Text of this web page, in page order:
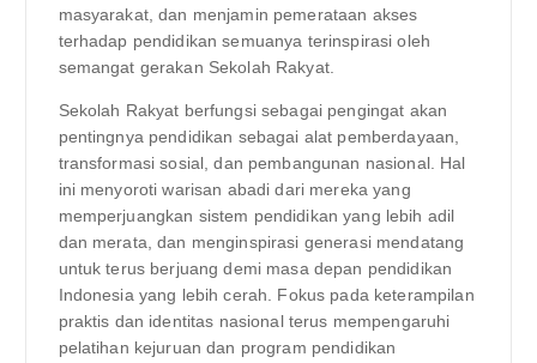
masyarakat, dan menjamin pemerataan akses
terhadap pendidikan semuanya terinspirasi oleh
semangat gerakan Sekolah Rakyat.
Sekolah Rakyat berfungsi sebagai pengingat akan
pentingnya pendidikan sebagai alat pemberdayaan,
transformasi sosial, dan pembangunan nasional. Hal
ini menyoroti warisan abadi dari mereka yang
memperjuangkan sistem pendidikan yang lebih adil
dan merata, dan menginspirasi generasi mendatang
untuk terus berjuang demi masa depan pendidikan
Indonesia yang lebih cerah. Fokus pada keterampilan
praktis dan identitas nasional terus mempengaruhi
pelatihan kejuruan dan program pendidikan